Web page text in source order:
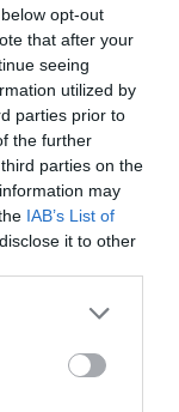
opt-out
that after your
seeing
utilized by
parties prior to
the further
parties on the
may
IAB’s List of
it to other
more Google
may click to
party tags to
below Google
της
– Πέντε
Σαββάτου